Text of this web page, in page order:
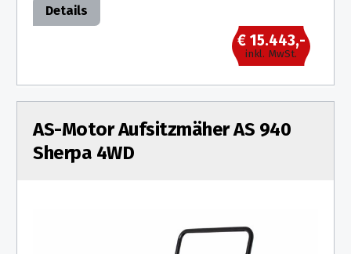
Details
€ 15.443,-
inkl. MwSt.
AS-Motor Aufsitzmäher AS 940
Sherpa 4WD